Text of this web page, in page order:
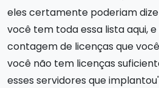
eles certamente poderiam
você tem toda essa lista aqui,
contagem de licenças que
você não tem licenças
esses servidores que